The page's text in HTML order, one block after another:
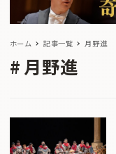
ホーム 記事一覧 月野進
月野進